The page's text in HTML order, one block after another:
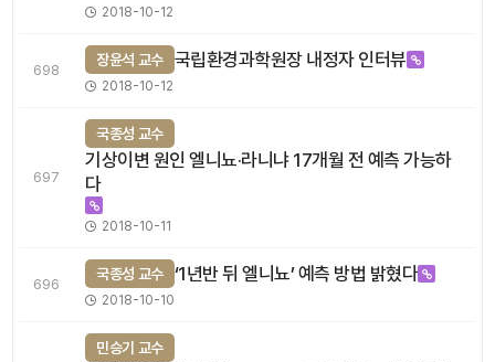
2018-10-12
698
장윤석 교수 국립환경과학원장 내정자 인터뷰
2018-10-12
697
국종성 교수
기상이변 원인 엘니뇨·라니냐 17개월 전 예측 가능하
다
2018-10-11
696
국종성 교수 ‘1년반 뒤 엘니뇨’ 예측 방법 밝혔다
2018-10-10
민승기 교수